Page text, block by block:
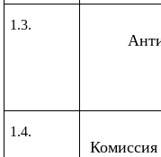
1.3.
1.4.